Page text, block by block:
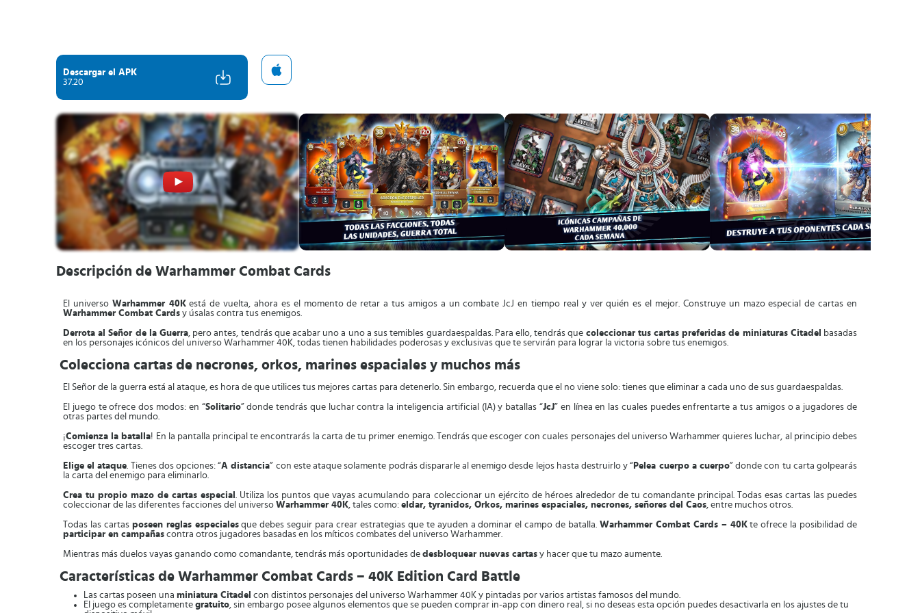
Descargar el APK
37.20
Descripción de Warhammer Combat Cards
El universo Warhammer 40Kestá de vuelta, ahora es el momento de retar a tus amigos a un combate JcJ en tiempo real y ver quién es el mejor. Construye un mazo especial de cartas en
Warhammer Combat Cards y úsalas contra tus enemigos.
Derrota al Señor de la Guerra, pero antes, tendrás que acabar uno a uno a sus temibles guardaespaldas. Para ello, tendrás que coleccionar tus cartas preferidas de miniaturas Citadel
basadas
en los personajes icónicos del universo Warhammer 40K, todas tienen habilidades poderosas y exclusivas que te servirán para lograr la victoria sobre tus enemigos.
Colecciona cartas de necrones, orkos, marines espaciales y muchos más
El Señor de la guerra está al ataque, es hora de que utilices tus mejores cartas para detenerlo. Sin embargo, recuerda que el no viene solo: tienes que eliminar a cada uno de sus guardaespaldas.
El juego te ofrece dos modos: en “Solitario” donde tendrás que luchar contra la inteligencia artificial (IA) y batallas “JcJ” en línea en las cuales puedes enfrentarte a tus amigos o a jugadores de
otras partes del mundo.
¡Comienza la batalla! En la pantalla principal te encontrarás la carta de tu primer enemigo. Tendrás que escoger con cuales personajes del universo Warhammer quieres luchar, al principio debes
escoger tres cartas.
Elige el ataque. Tienes dos opciones: “A distancia” con este ataque solamente podrás dispararle al enemigo desde lejos hasta destruirlo y “ Pelea cuerpo a cuerpo” donde con tu carta golpearás
la carta del enemigo para eliminarlo.
Crea tu propio mazo de cartas especial. Utiliza los puntos que vayas acumulando para coleccionar un ejército de héroes alrededor de tu comandante principal. Todas esas cartas las puedes
coleccionar de las diferentes facciones del universo Warhammer 40K, tales como: eldar, tyranidos, Orkos, marines espaciales, necrones, señores del Caos, entre muchos otros.
Todas las cartas poseen reglas especialesque debes seguir para crear estrategias que te ayuden a dominar el campo de batalla. Warhammer Combat Cards – 40Kte ofrece la posibilidad de
participar en campañas contra otros jugadores basadas en los míticos combates del universo Warhammer.
Mientras más duelos vayas ganando como comandante, tendrás más oportunidades de desbloquear nuevas cartas y hacer que tu mazo aumente.
Características de Warhammer Combat Cards – 40K Edition Card Battle
Las cartas poseen una miniatura Citadel con distintos personajes del universo Warhammer 40K y pintadas por varios artistas famosos del mundo.
El juego es completamente gratuito, sin embargo posee algunos elementos que se pueden comprar in-app con dinero real, si no deseas esta opción puedes desactivarla en los ajustes de tu